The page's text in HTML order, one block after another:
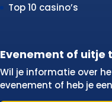
Top 10 casino’s
Evenement of uitje
Wil je informatie over
evenement of heb je